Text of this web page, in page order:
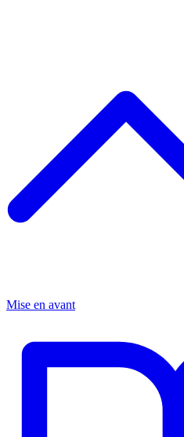
Mise en avant